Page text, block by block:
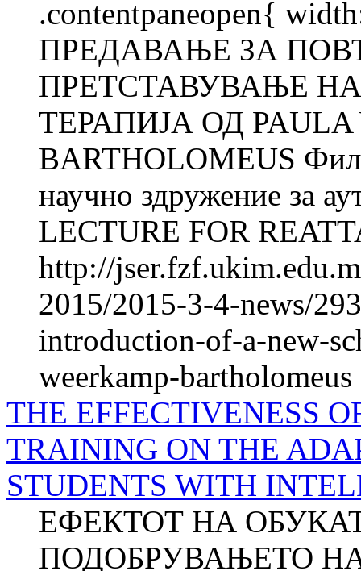
.contentpaneopen{
ПРЕДАВАЊЕ ЗА
ПРЕТСТАВУВАЊЕ
ТЕРАПИЈА ОД PAULA
BARTHOLOMEUS
научно здружение за
LECTURE FOR
http://
2015/2015-3-4-news/
introduction-of-a-new-
weerkamp-bartholomeus
THE EFFECTIVENESS
TRAINING ON THE
STUDENTS WITH
ЕФЕКТОТ НА
ПОДОБРУВАЊЕТО